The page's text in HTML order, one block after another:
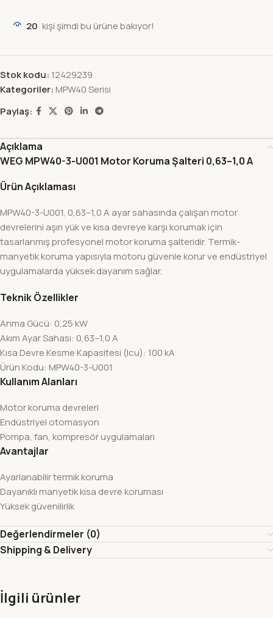
20 kişi şimdi bu ürüne bakıyor!
Stok kodu: 12429239
Kategoriler: MPW40 Serisi
Paylaş:
Açıklama
WEG MPW40-3-U001 Motor Koruma Şalteri 0,63–1,0 A
Ürün Açıklaması
MPW40-3-U001, 0,63–1,0 A ayar sahasında çalışan motor
devrelerini aşırı yük ve kısa devreye karşı korumak için
tasarlanmış profesyonel motor koruma şalteridir. Termik-
manyetik koruma yapısıyla motoru güvenle korur ve endüstriyel
uygulamalarda yüksek dayanım sağlar.
Teknik Özellikler
Anma Gücü: 0,25 kW
Akım Ayar Sahası: 0,63–1,0 A
Kısa Devre Kesme Kapasitesi (Icu): 100 kA
Ürün Kodu: MPW40-3-U001
Kullanım Alanları
Motor koruma devreleri
Endüstriyel otomasyon
Pompa, fan, kompresör uygulamaları
Avantajlar
Ayarlanabilir termik koruma
Dayanıklı manyetik kısa devre koruması
Yüksek güvenilirlik
Değerlendirmeler (0)
Shipping & Delivery
İlgili ürünler